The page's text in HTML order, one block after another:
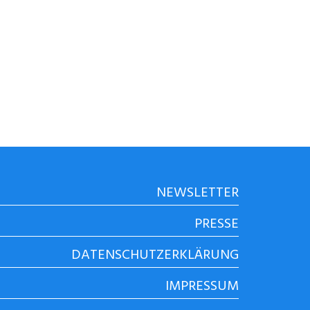
NEWSLETTER
PRESSE
DATENSCHUTZERKLÄRUNG
IMPRESSUM